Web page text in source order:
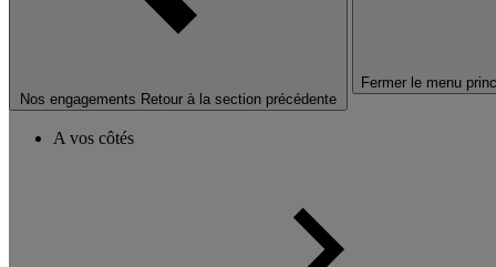
Nos engagements Retour à la section précédente
Fermer le menu
A vos côtés